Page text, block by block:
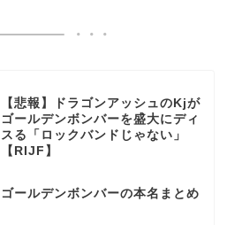
【悲報】ドラゴンアッシュのKjが
ゴールデンボンバーを盛大にディ
スる「ロックバンドじゃない」
【RIJF】
ゴールデンボンバーの本名まとめ